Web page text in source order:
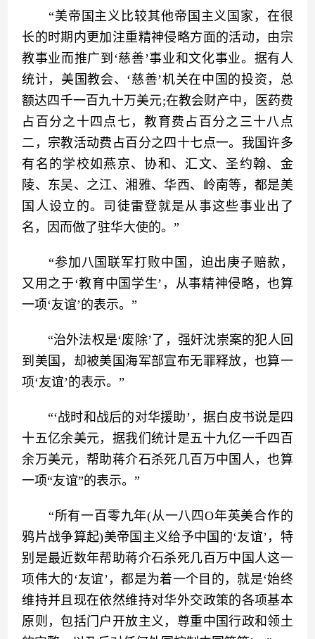
“美帝国主义比较其他帝国主义国家，在很
长的时期内更加注重精神侵略方面的活动，由宗
教事业而推广到‘慈善’事业和文化事业。据有人
统计，美国教会、‘慈善’机关在中国的投资，总
额达四千一百九十万美元;在教会财产中，医药费
占百分之十四点七，教育费占百分之三十八点
二，宗教活动费占百分之四十七点一。我国许多
有名的学校如燕京、协和、汇文、圣约翰、金
陵、东吴、之江、湘雅、华西、岭南等，都是美
国人设立的。司徒雷登就是从事这些事业出了
名，因而做了驻华大使的。”
“参加八国联军打败中国，迫出庚子赔款，
又用之于‘教育中国学生’，从事精神侵略，也算
一项‘友谊’的表示。”
“治外法权是‘废除’了，强奸沈崇案的犯人回
到美国，却被美国海军部宣布无罪释放，也算一
项‘友谊’的表示。”
“‘战时和战后的对华援助’，据白皮书说是四
十五亿余美元，据我们统计是五十九亿一千四百
余万美元，帮助蒋介石杀死几百万中国人，也算
一项“友谊”的表示。”
“所有一百零九年(从一八四O年英美合作的
鸦片战争算起)美帝国主义给予中国的‘友谊’，特
别是最近数年帮助蒋介石杀死几百万中国人这一
项伟大的‘友谊’，都是为着一个目的，就是‘始终
维持并且现在依然维持对华外交政策的各项基本
原则，包括门户开放主义，尊重中国行政和领土